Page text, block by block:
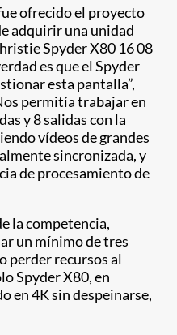
ofrecido el proyecto
adquirir una unidad
Spyder X80 16 08
es que el Spyder
esta pantalla”,
permitía trabajar en
y 8 salidas con la
vídeos de grandes
sincronizada, y
de procesamiento de
la competencia,
un mínimo de tres
perder recursos al
Spyder X80, en
en 4K sin despeinarse,